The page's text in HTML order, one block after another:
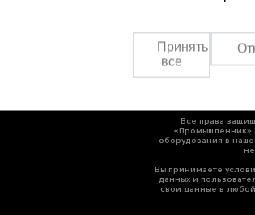
Все права
«Промышленник»
оборудования в
Вы принимаете
данных и
свои данные в
Принять
все